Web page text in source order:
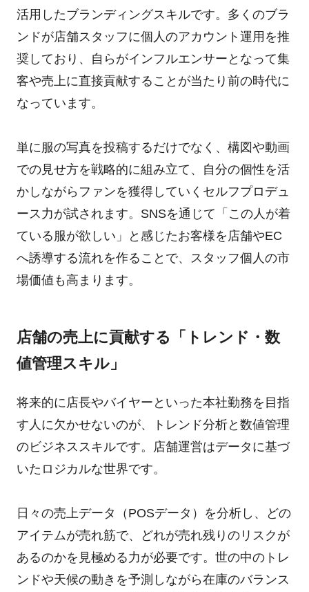
活用したブランディングスキルです。多くのブラ
ンドが店舗スタッフに個人のアカウント運用を推
奨しており、自らがインフルエンサーとなって集
客や売上に直接貢献することが当たり前の時代に
なっています。
単に服の写真を投稿するだけでなく、構図や動画
での見せ方を戦略的に組み立て、自分の個性を活
かしながらファンを獲得していくセルフプロデュ
ース力が試されます。SNSを通じて「この人が着
ている服が欲しい」と感じたお客様を店舗やEC
へ誘導する流れを作ることで、スタッフ個人の市
場価値も高まります。
店舗の売上に貢献する「トレンド・数
値管理スキル」
将来的に店長やバイヤーといった本社勤務を目指
す人に欠かせないのが、トレンド分析と数値管理
のビジネススキルです。店舗運営はデータに基づ
いたロジカルな世界です。
日々の売上データ（POSデータ）を分析し、どの
アイテムが売れ筋で、どれが売れ残りのリスクが
あるのかを見極める力が必要です。世の中のトレ
ンドや天候の動きを予測しながら在庫のバランス